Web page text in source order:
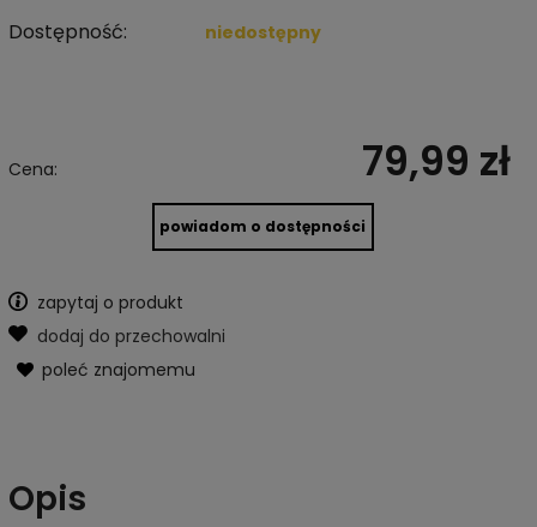
Dostępność: niedostępny
Cena: 79,99 zł
powiadom o dostępności
zapytaj o produkt
dodaj do przechowalni
poleć znajomemu
Opis